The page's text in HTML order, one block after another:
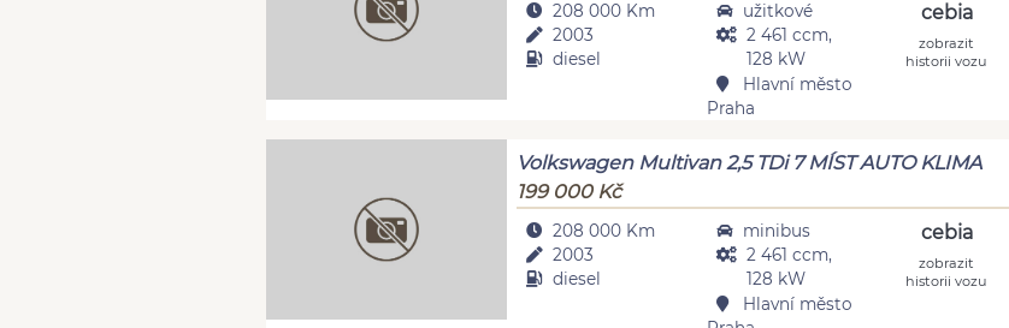
Bez fotky
208 000 Km
2003
diesel
užitkové
2 461 ccm,
128 kW
Hlavní město
Praha
cebia
zobrazit
historii vozu
Volkswagen Multivan 2,5 TDi 7 MÍST AUTO KLIMA
199 000 Kč
208 000 Km
2003
diesel
minibus
2 461 ccm,
128 kW
Hlavní město
cebia
zobrazit
historii vozu